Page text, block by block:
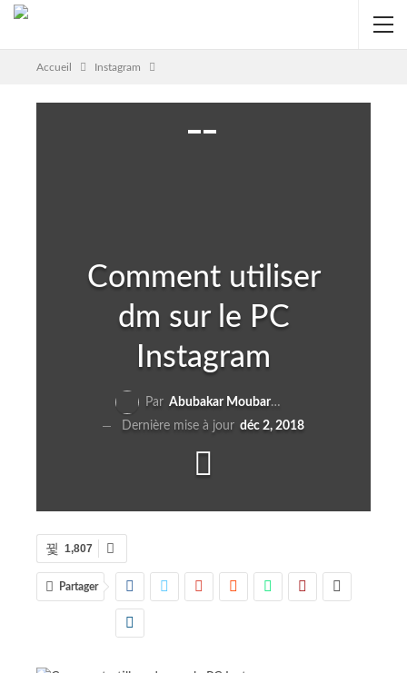
Accueil Instagram
Comment utiliser
dm sur le PC
Instagram
Par Abubakar Moubarak
Dernière mise à jour déc 2, 2018
1,807
Partager